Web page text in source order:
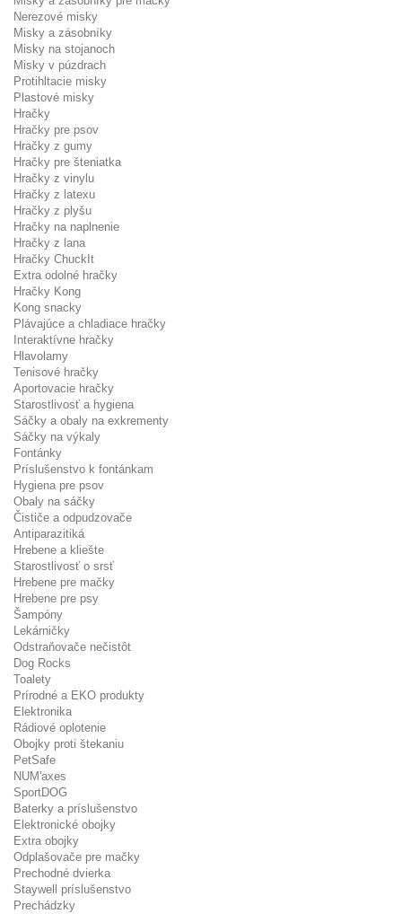
Nerezové misky
Misky a zásobníky
Misky na stojanoch
Misky v púzdrach
Protihltacie misky
Plastové misky
Hračky
Hračky pre psov
Hračky z gumy
Hračky pre šteniatka
Hračky z vinylu
Hračky z latexu
Hračky z plyšu
Hračky na naplnenie
Hračky z lana
Hračky ChuckIt
Extra odolné hračky
Hračky Kong
Kong snacky
Plávajúce a chladiace hračky
Interaktívne hračky
Hlavolamy
Tenisové hračky
Aportovacie hračky
Starostlivosť a hygiena
Sáčky a obaly na exkrementy
Sáčky na výkaly
Fontánky
Príslušenstvo k fontánkam
Hygiena pre psov
Obaly na sáčky
Čističe a odpudzovače
Antiparazitiká
Hrebene a kliešte
Starostlivosť o srsť
Hrebene pre mačky
Hrebene pre psy
Šampóny
Lekárničky
Odstraňovače nečistôt
Dog Rocks
Toalety
Prírodné a EKO produkty
Elektronika
Rádiové oplotenie
Obojky proti štekaniu
PetSafe
NUM'axes
SportDOG
Baterky a príslušenstvo
Elektronické obojky
Extra obojky
Odplašovače pre mačky
Prechodné dvierka
Staywell príslušenstvo
Prechádzky